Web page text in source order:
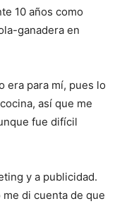
10 años como
ganadera en
era para mí, pues lo
así que me
fue difícil
y a publicidad.
di cuenta de que